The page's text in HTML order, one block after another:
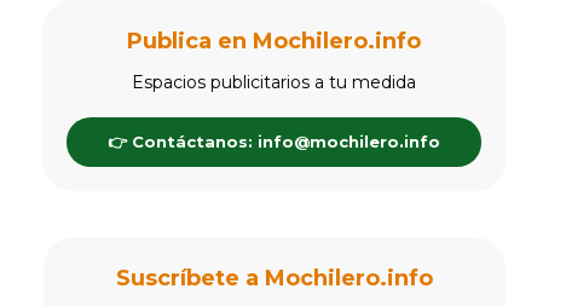
Publica en Mochilero.info
Espacios publicitarios a tu medida
👉 Contáctanos: info@mochilero.info
Suscríbete a Mochilero.info